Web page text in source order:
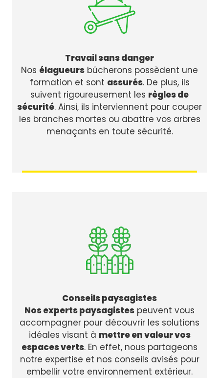
Travail sans danger
Nos élagueurs bûcherons possèdent une
formation et sont assurés. De plus, ils
suivent rigoureusement les règles de
sécurité. Ainsi, ils interviennent pour couper
les branches mortes ou abattre vos arbres
menaçants en toute sécurité.
Conseils paysagistes
Nos experts paysagistes peuvent vous
accompagner pour découvrir les solutions
idéales visant à mettre en valeur vos
espaces verts. En effet, nous partageons
notre expertise et nos conseils avisés pour
embellir votre environnement extérieur.